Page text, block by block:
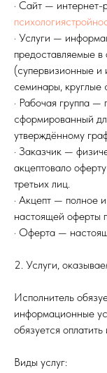
· Сайт —
· Услуги —
предоставляемые
(супервизионные и
семинары, круглые
· Рабочая группа —
сформированный
утверждённому
· Заказчик —
акцептовало
третьих лиц.
· Акцепт — полное
настоящей оферты
· Оферта —
2. Услуги,
Исполнитель
информационные
обязуется оплатить
Виды услуг: